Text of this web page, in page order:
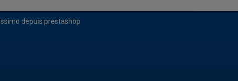
depuis prestashop